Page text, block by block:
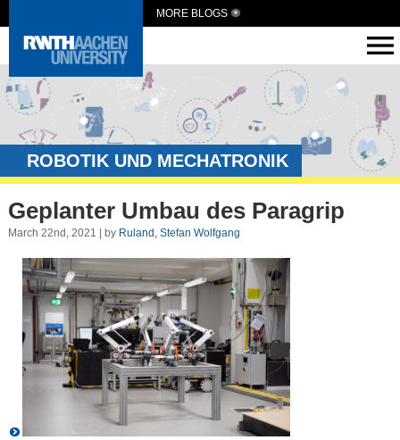
MORE BLOGS
ROBOTIK UND MECHATRONIK
Geplanter Umbau des Paragrip
March 22nd, 2021 | by Ruland, Stefan Wolfgang